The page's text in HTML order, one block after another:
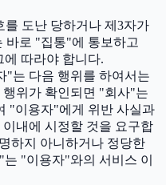
도난 당하거나 제3자가
바로 "집통"에 통보하고
따라야 합니다.
"는 다음 행위를 하여서는
위가 확인되면 "회사"는
"이용자"에게 위반 사실과
내에 시정할 것을 요구합
하지 아니하거나 정당한
"이용자"와의 서비스 이